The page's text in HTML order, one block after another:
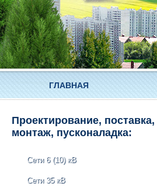
ГЛАВНАЯ
Проектирование, поставка,
монтаж, пусконаладка:
Сети 6 (10) кВ
Сети 35 кВ